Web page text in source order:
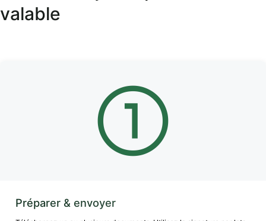
valable
Préparer & envoyer